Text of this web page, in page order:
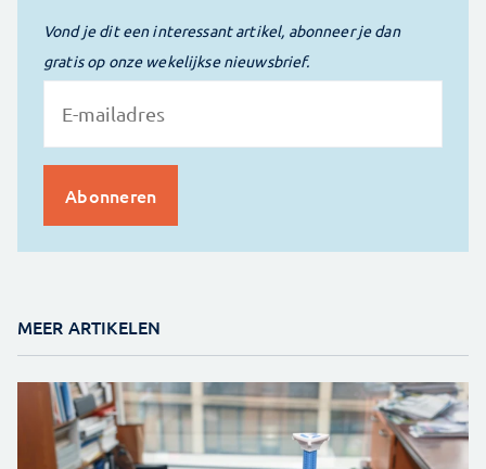
Vond je dit een interessant artikel, abonneer je dan
gratis op onze wekelijkse nieuwsbrief.
MEER ARTIKELEN